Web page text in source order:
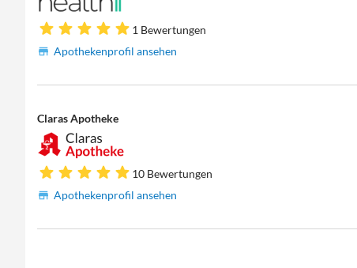
1 Bewertungen
Apothekenprofil ansehen
Claras Apotheke
10 Bewertungen
Apothekenprofil ansehen